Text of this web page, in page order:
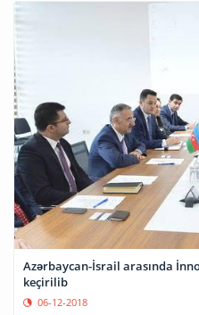
Azərbaycan-İsrail arasında
keçirilib
06-12-2018